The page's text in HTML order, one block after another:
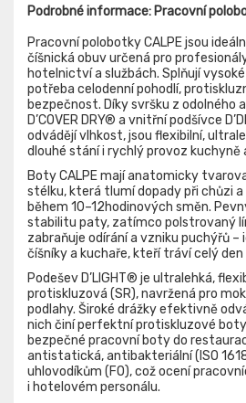
Podrobné informace: Pracovní
Pracovní polobotky CALPE jsou
číšnická obuv určená pro
hotelnictví a službách. Splňují
potřeba celodenní pohodlí,
bezpečnost. Díky svršku z odolného
D’COVER DRY® a vnitřní podšívce
odvádějí vlhkost, jsou flexibilní,
dlouhé stání i rychlý provoz kuchyně
Boty CALPE mají anatomicky
stélku, která tlumí dopady při chůzi
během 10–12hodinových směn.
stabilitu paty, zatímco polstrovaný
zabraňuje odírání a vzniku puchýřů –
číšníky a kuchaře, kteří tráví celý den
Podešev D’LIGHT® je ultralehká,
protiskluzová (SR), navržená pro
podlahy. Široké drážky efektivně
nich činí perfektní protiskluzové
bezpečné pracovní boty do
antistatická, antibakteriální (ISO
uhlovodíkům (FO), což ocení
i hotelovém personálu.